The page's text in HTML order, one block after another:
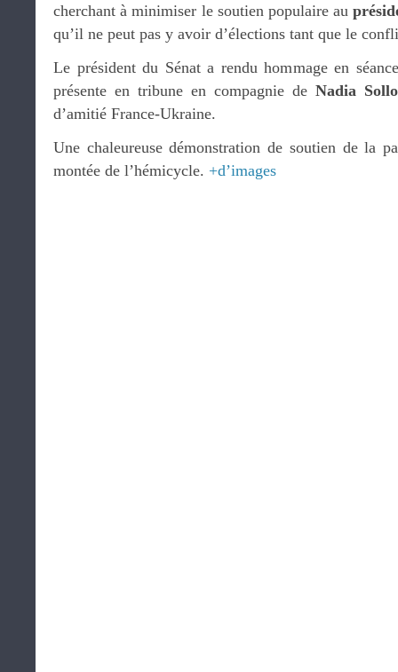
cherchant à minimiser le soutien populaire au
qu’il ne peut pas y avoir d’élections tant que le
Le président du Sénat a rendu hommage en
présente en tribune en compagnie de Nadia
d’amitié France-Ukraine.
Une chaleureuse démonstration de soutien de la
montée de l’hémicycle. +d’images